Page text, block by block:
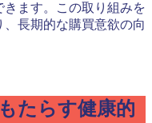
ます。この取り組みを
長期的な購買意欲の向
たらす健康的